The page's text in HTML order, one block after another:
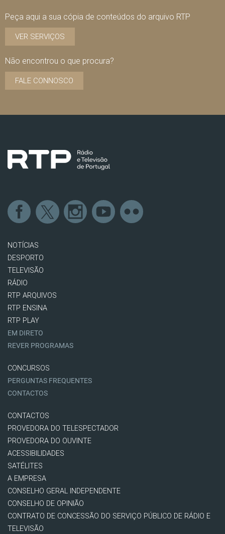
Peça aqui a sua cópia de conteúdos do arquivo RTP
VER SERVIÇOS
Não encontrou o que procura?
FALE CONNOSCO
NOTÍCIAS
DESPORTO
TELEVISÃO
RÁDIO
RTP ARQUIVOS
RTP ENSINA
RTP PLAY
EM DIRETO
REVER PROGRAMAS
CONCURSOS
PERGUNTAS FREQUENTES
CONTACTOS
CONTACTOS
PROVEDORA DO TELESPECTADOR
PROVEDORA DO OUVINTE
ACESSIBILIDADES
SATÉLITES
A EMPRESA
CONSELHO GERAL INDEPENDENTE
CONSELHO DE OPINIÃO
CONTRATO DE CONCESSÃO DO SERVIÇO PÚBLICO DE RÁDIO E
TELEVISÃO